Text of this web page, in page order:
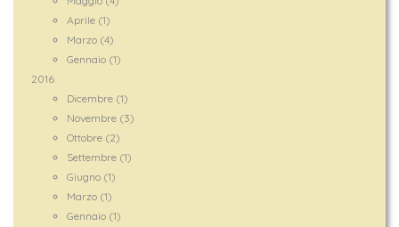
Aprile (1)
Marzo (4)
Gennaio (1)
2016
Dicembre (1)
Novembre (3)
Ottobre (2)
Settembre (1)
Giugno (1)
Marzo (1)
Gennaio (1)